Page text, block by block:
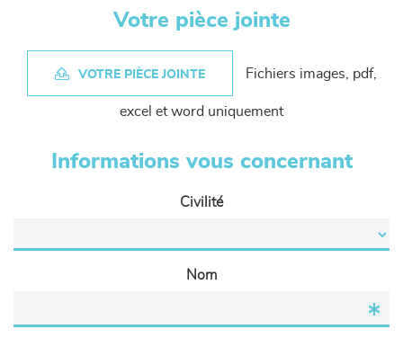
Votre pièce jointe
VOTRE PIÈCE JOINTE Fichiers images, pdf,
excel et word uniquement
Informations vous concernant
Civilité
Nom